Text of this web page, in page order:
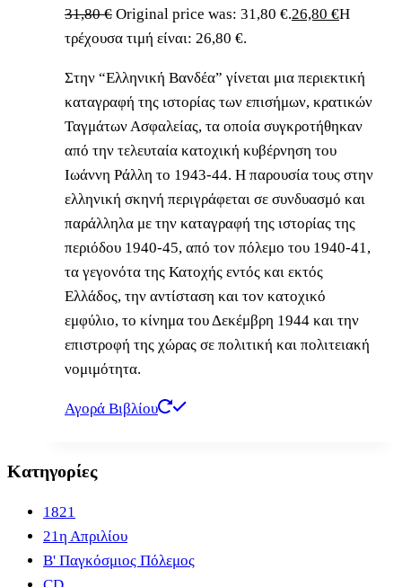
31,80€ Original price was: 31,80 €.26,80 €Η
τρέχουσα τιμή είναι: 26,80 €.
Στην “Ελληνική Βανδέα” γίνεται μια περιεκτική
καταγραφή της ιστορίας των επισήμων, κρατικών
Ταγμάτων Ασφαλείας, τα οποία συγκροτήθηκαν
από την τελευταία κατοχική κυβέρνηση του
Ιωάννη Ράλλη το 1943-44. Η παρουσία τους στην
ελληνική σκηνή περιγράφεται σε συνδυασμό και
παράλληλα με την καταγραφή της ιστορίας της
περιόδου 1940-45, από τον πόλεμο του 1940-41,
τα γεγονότα της Κατοχής εντός και εκτός
Ελλάδος, την αντίσταση και τον κατοχικό
εμφύλιο, το κίνημα του Δεκέμβρη 1944 και την
επιστροφή της χώρας σε πολιτική και πολιτειακή
νομιμότητα.
Αγορά Βιβλίου
Κατηγορίες
1821
21η Απριλίου
B' Παγκόσμιος Πόλεμος